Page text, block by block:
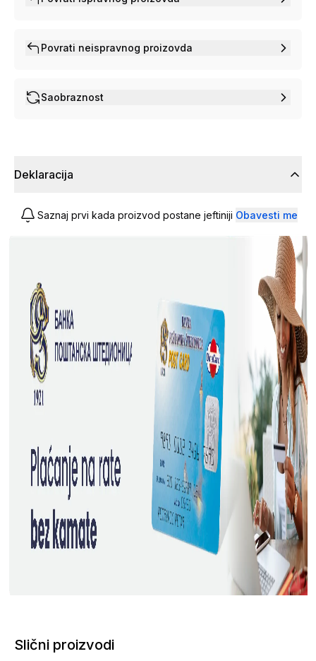
Povrati neispravnog proizovda
Saobraznost
Deklaracija
Saznaj prvi kada proizvod postane jeftiniji Obavesti me
Slični proizvodi